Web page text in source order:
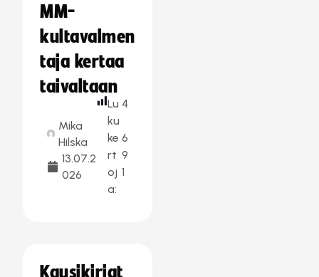
MM-
kultavalmen
taja kertaa
taivaltaan
Mika
Hilska
13.07.2
026
Lu
ku
ke
rt
oj
a:
4
6
9
1
Kausikirjat